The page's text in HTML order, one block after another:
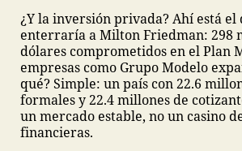
¿Y la inversión privada? Ahí está el
enterraría a Milton Friedman: 298
dólares comprometidos en el Plan
empresas como Grupo Modelo
qué? Simple: un país con 22.6
formales y 22.4 millones de
un mercado estable, no un casino
financieras.